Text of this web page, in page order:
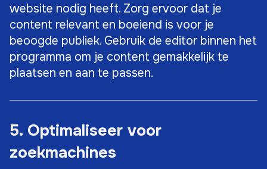
website nodig heeft. Zorg ervoor dat je
content relevant en boeiend is voor je
beoogde publiek. Gebruik de editor binnen het
programma om je content gemakkelijk te
plaatsen en aan te passen.
5. Optimaliseer voor
zoekmachines